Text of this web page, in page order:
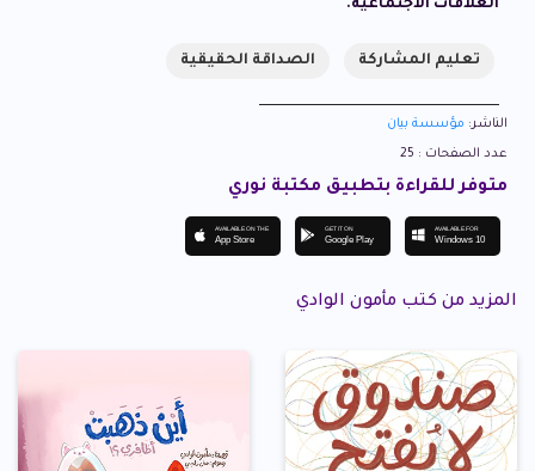
العلاقات الاجتماعية.
تعليم المشاركة الصداقة الحقيقية
الناشر: مؤسسة بيان
عدد الصفحات : 25
متوفر للقراءة بتطبيق مكتبة نوري
AVAILABLE ON THE
App Store
GET IT ON
Google Play
AVAILABLE FOR
Windows 10
المزيد من كتب مأمون الوادي